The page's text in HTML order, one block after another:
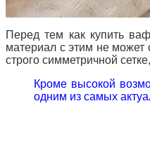
Перед тем как купить
материал с этим не может
строго симметричной
Кроме высокой
одним из самых